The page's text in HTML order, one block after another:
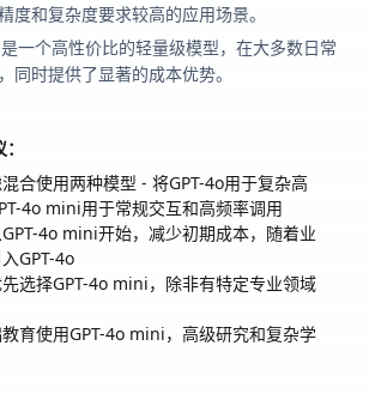
度和复杂度要求较高的应用场景。
一个高性价比的轻量级模型，在大多数日常
同时提供了显著的成本优势。
合使用两种模型 - 将GPT-4o用于复杂高
4o mini用于常规交互和高频率调用
4o mini开始，减少初期成本，随着业
GPT-4o
先选择GPT-4o mini，除非有特定专业领域
教育使用GPT-4o mini，高级研究和复杂学